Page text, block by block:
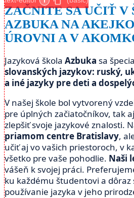
ZAČNITE SA UČIŤ V
AZBUKA NA
ÚROVNI A V
Jazyková škola Azbuka sa
slovanských jazykov: ruský,
a iné jazyky pre deti a
V našej škole bol vytvorený
pre úplných začiatočníkov, tak
zlepšiť svoje jazykové znalosti.
priamom centre Bratislavy,
učiť aj vo vašich priestoroch, v
všetko pre vaše pohodlie. Naši
vášeň k svojej práci.
ku každému študentovi a dôraz
používanie jazyka v jeho